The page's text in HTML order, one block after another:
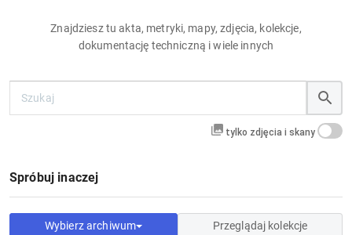
Znajdziesz tu akta, metryki, mapy, zdjęcia, kolekcje,
dokumentację techniczną i wiele innych
tylko zdjęcia i skany
Spróbuj inaczej
Wybierz archiwum Przeglądaj kolekcje